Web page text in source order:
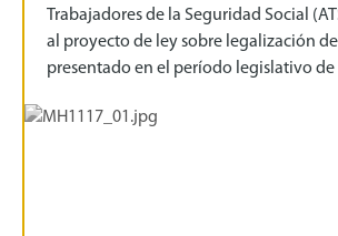
Trabajadores de la Seguridad Social
al proyecto de ley sobre legalización
presentado en el período legislativo de